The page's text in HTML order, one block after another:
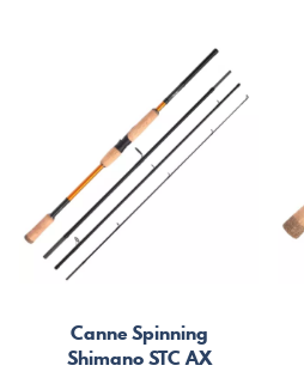
Canne Spinning
Shimano STC AX